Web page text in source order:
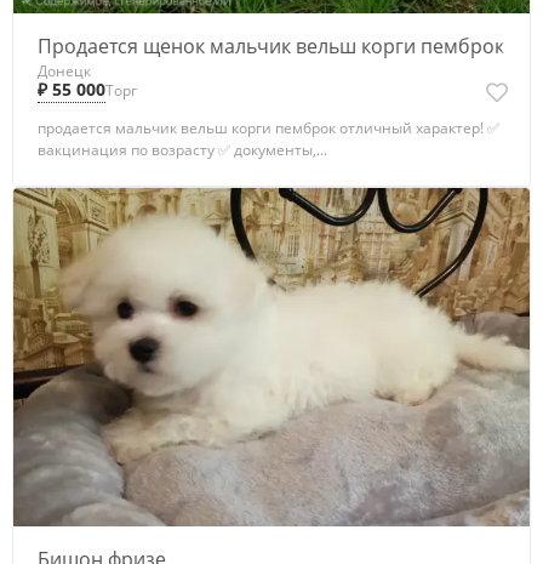
Продается щенок мальчик вельш корги пемброк
Донецк
₽ 55 000Торг
продается мальчик вельш корги пемброк отличный характер! ✅
вакцинация по возрасту ✅ документы,...